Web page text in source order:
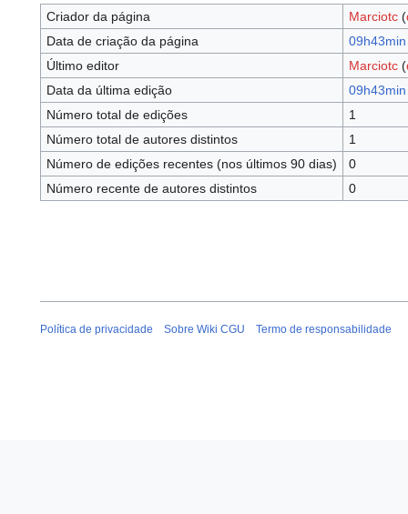
Criador da página Marciotc (
Data de criação da página
Último editor
Marciotc (
Data da última edição
Número total de edições
1
Número total de autores distintos
1
Número de edições recentes (nos últimos 90 dias)
0
Número recente de autores distintos
0
Política de privacidade Sobre Wiki CGU Termo de responsabilidade